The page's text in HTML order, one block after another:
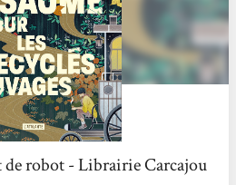
robot - Librairie Carcajou